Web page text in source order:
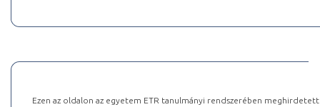
Ezen az oldalon az egyetem ETR tanulmányi rendszerében